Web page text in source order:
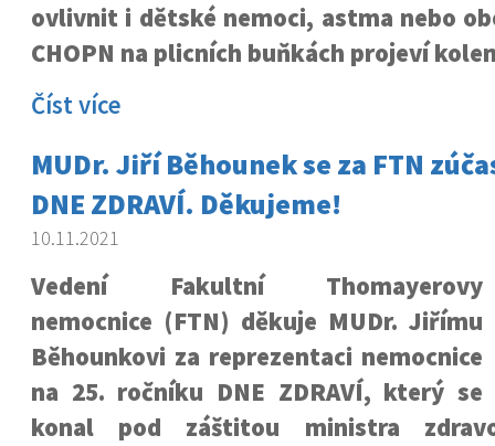
ovlivnit i dětské nemoci, astma nebo
CHOPN na plicních buňkách projeví
Číst více
MUDr. Jiří Běhounek se za FTN
DNE ZDRAVÍ. Děkujeme!
10.11.2021
Vedení Fakultní Thomayerovy
nemocnice (FTN) děkuje MUDr. Jiřímu
Běhounkovi za reprezentaci nemocnice
na 25. ročníku DNE ZDRAVÍ, který se
konal pod záštitou ministra